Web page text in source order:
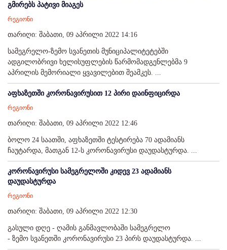
გმირებს პატივი მიაგეს
რეგიონი
თარიღი: შაბათი, 09 აპრილი 2022 14:16
სამეგრელო-ზემო სვანეთის მუნიციპალიტეტებში
ადგილობრივი ხელისუფლების წარმომადგენლებმა 9
აპრილის მემორიალი ყვავილებით შეამკეს. ...
აფხაზეთში კორონავირუსით 12 პირი დაინფიცირდა
რეგიონი
თარიღი: შაბათი, 09 აპრილი 2022 12:46
ბოლო 24 საათში, აფხაზეთში ტესტირება 70 ადამიანს
ჩაუტარდა, მათგან 12-ს კორონავირუსი დაუდასტურდა. ...
კორონავირუსი სამეგრელოში კიდევ 23 ადამიანს
დაუდასტურდა
რეგიონი
თარიღი: შაბათი, 09 აპრილი 2022 12:30
გასული დღე - ღამის განმავლობაში სამეგრელო
- ზემო სვანეთში კორონავირუსი 23 პირს დაუდასტურდა. ...